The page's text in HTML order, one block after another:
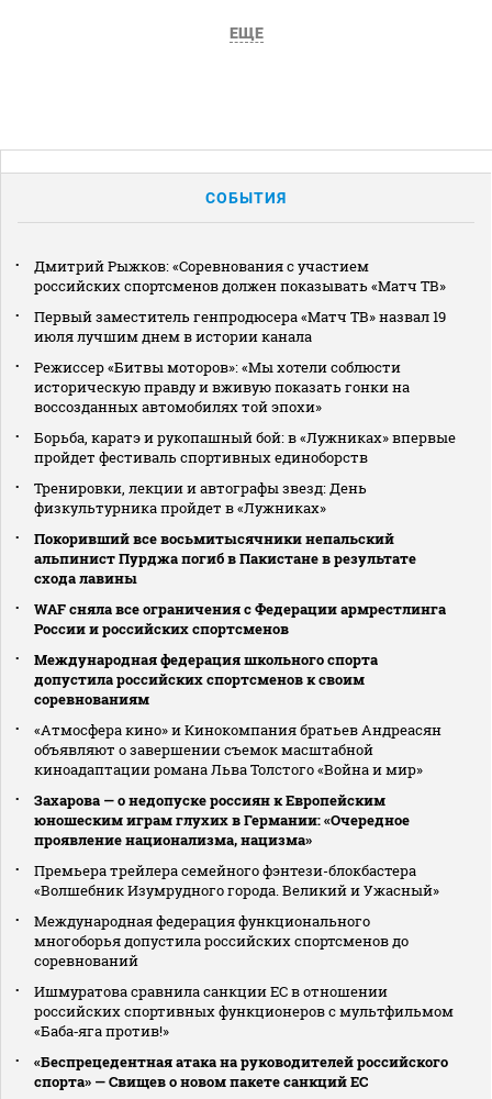
ЕЩЕ
СОБЫТИЯ
Дмитрий Рыжков: «Соревнования с участием
российских спортсменов должен показывать «Матч ТВ»
Первый заместитель генпродюсера «Матч ТВ» назвал 19
июля лучшим днем в истории канала
Режиссер «Битвы моторов»: «Мы хотели соблюсти
историческую правду и вживую показать гонки на
воссозданных автомобилях той эпохи»
Борьба, каратэ и рукопашный бой: в «Лужниках» впервые
пройдет фестиваль спортивных единоборств
Тренировки, лекции и автографы звезд: День
физкультурника пройдет в «Лужниках»
Покоривший все восьмитысячники непальский
альпинист Пурджа погиб в Пакистане в результате
схода лавины
WAF сняла все ограничения с Федерации армрестлинга
России и российских спортсменов
Международная федерация школьного спорта
допустила российских спортсменов к своим
соревнованиям
«Атмосфера кино» и Кинокомпания братьев Андреасян
объявляют о завершении съемок масштабной
киноадаптации романа Льва Толстого «Война и мир»
Захарова — о недопуске россиян к Европейским
юношеским играм глухих в Германии: «Очередное
проявление национализма, нацизма»
Премьера трейлера семейного фэнтези-блокбастера
«Волшебник Изумрудного города. Великий и Ужасный»
Международная федерация функционального
многоборья допустила российских спортсменов до
соревнований
Ишмуратова сравнила санкции ЕС в отношении
российских спортивных функционеров с мультфильмом
«Баба‑яга против!»
«Беспрецедентная атака на руководителей российского
спорта» — Свищев о новом пакете санкций ЕС